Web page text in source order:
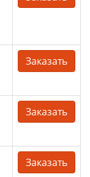
Заказать
Заказать
Заказать